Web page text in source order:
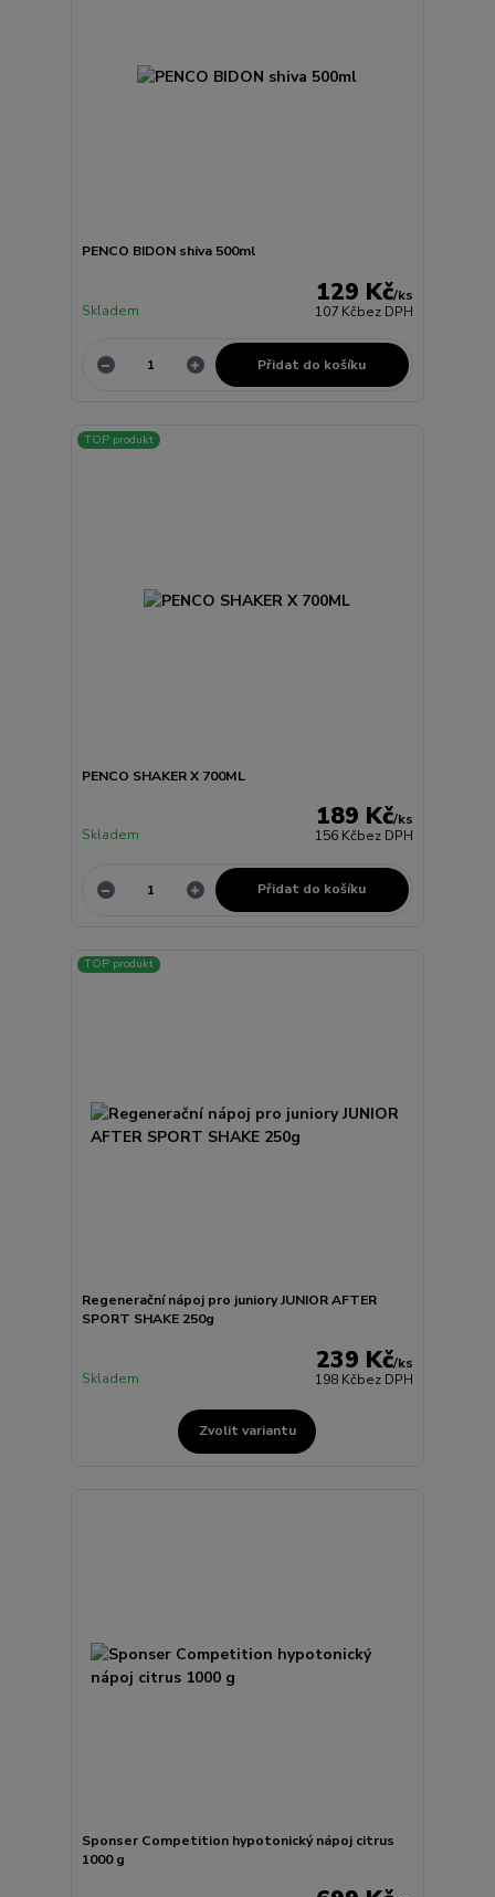
PENCO BIDON shiva 500ml
129 Kč/ks
107 Kčbez DPH
Skladem
Přidat do košíku
TOP produkt
PENCO SHAKER X 700ML
189 Kč/ks
156 Kčbez DPH
Skladem
Přidat do košíku
TOP produkt
Regenerační nápoj pro juniory JUNIOR AFTER
SPORT SHAKE 250g
239 Kč/ks
198 Kčbez DPH
Skladem
Zvolit variantu
Sponser Competition hypotonický nápoj citrus
1000 g